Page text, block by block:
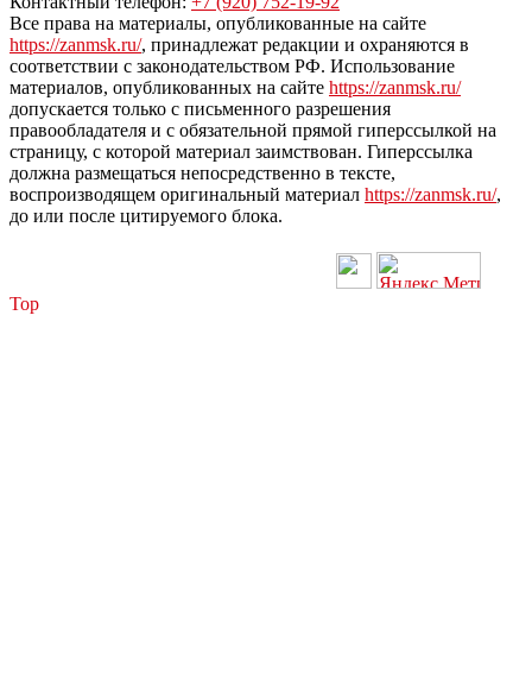
Все права на материалы, опубликованные на сайте
https://zanmsk.ru/, принадлежат редакции и охраняются в
соответствии с законодательством РФ. Использование
материалов, опубликованных на сайте https://zanmsk.ru/
допускается только с письменного разрешения
правообладателя и с обязательной прямой гиперссылкой на
страницу, с которой материал заимствован. Гиперссылка
должна размещаться непосредственно в тексте,
воспроизводящем оригинальный материал https://zanmsk.ru/,
до или после цитируемого блока.
Top